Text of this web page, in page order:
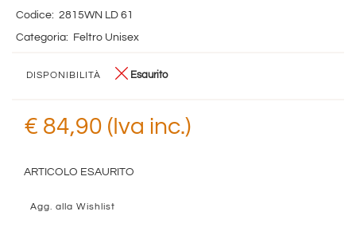
Codice: 2815WN LD 61
Categoria: Feltro Unisex
DISPONIBILITÀ Esaurito
€ 84,90 (Iva inc.)
ARTICOLO ESAURITO
Agg. alla Wishlist